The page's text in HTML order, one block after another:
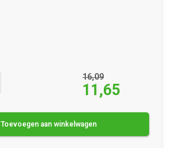
16,09
11,65
Toevoegen aan winkelwagen